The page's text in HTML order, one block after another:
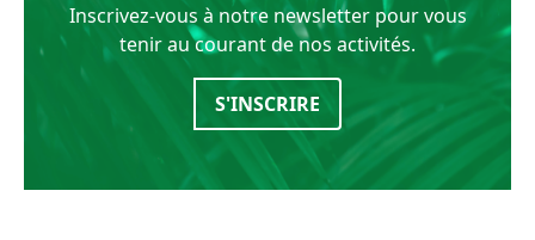
Inscrivez-vous à notre newsletter pour vous
tenir au courant de nos activités.
S'INSCRIRE